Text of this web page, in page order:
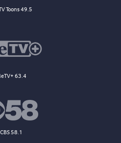
Toons 49.5
63.4
CBS 58.1